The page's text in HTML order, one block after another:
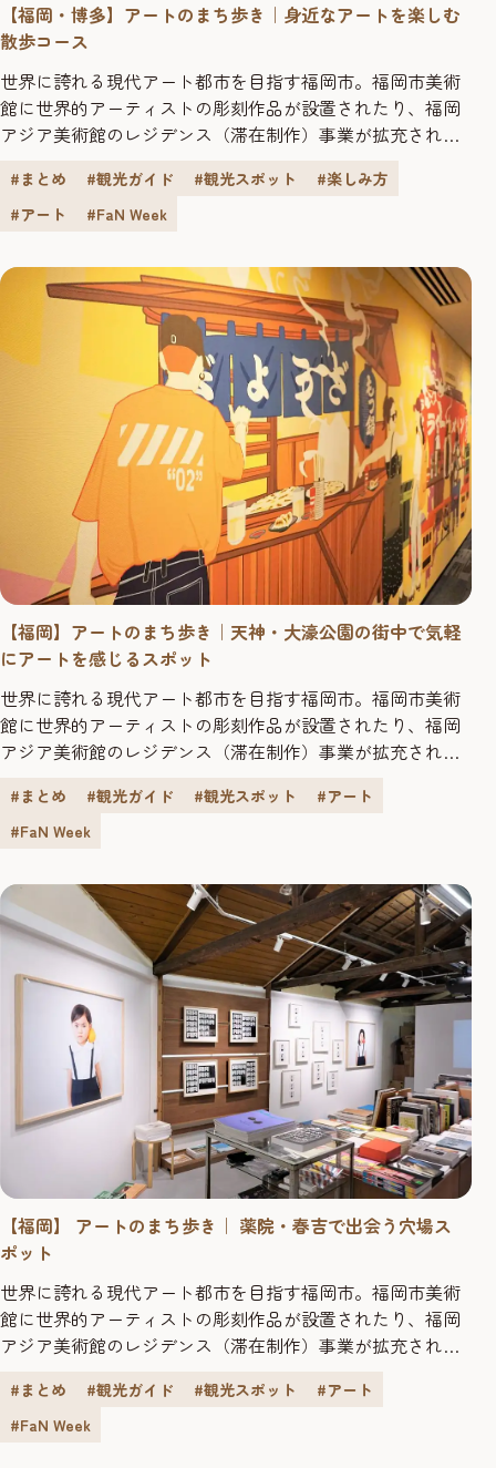
【福岡・博多】アートのまち歩き｜身近なアートを楽しむ
散歩コース
世界に誇れる現代アート都市を目指す福岡市。福岡市美術
館に世界的アーティストの彫刻作品が設置されたり、福岡
アジア美術館のレジデンス（滞在制作）事業が拡充された
すます活発になっています。一方で、街中を散策すれば、
ファッションやカルチャーとおして日常的にアートに触れ
にわたってお届けする「アート...
#まとめ #観光ガイド #観光スポット
#楽しみ方
#アート
#FaN Week
【福岡】アートのまち歩き｜天神・大濠公園の街中で気軽
にアートを感じるスポット
世界に誇れる現代アート都市を目指す福岡市。福岡市美術
館に世界的アーティストの彫刻作品が設置されたり、福岡
アジア美術館のレジデンス（滞在制作）事業が拡充された
すます活発になっています。一方で、街中を散策すれば、
ファッションやカルチャーをとおして日常的にアートに触
回にわたってお届けする「アー...
#まとめ #観光ガイド #観光スポット
#アート
#FaN Week
【福岡】 アートのまち歩き｜ 薬院・春吉で出会う穴場ス
ポット
世界に誇れる現代アート都市を目指す福岡市。福岡市美術
館に世界的アーティストの彫刻作品が設置されたり、福岡
アジア美術館のレジデンス（滞在制作）事業が拡充された
すます活発になっています。一方で、街中を散策すれば、
ファッションやカルチャーをとおして日常的にアートに触
#まとめ #観光ガイド #観光スポット
#アート
#FaN Week